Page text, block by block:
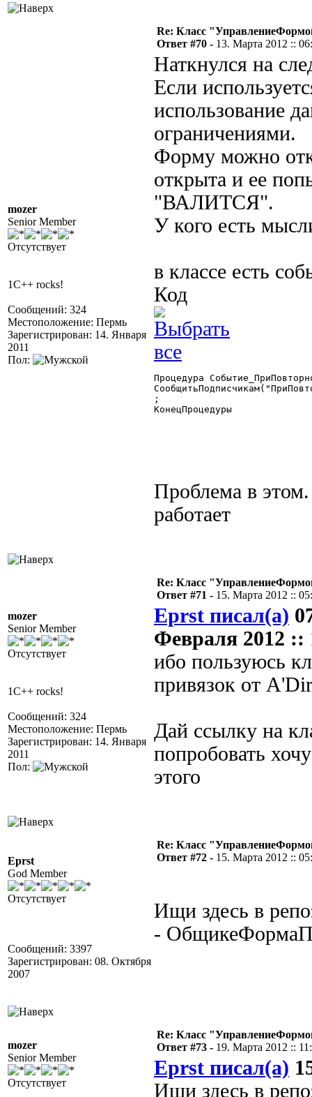
mozer
Senior Member
Отсутствует
1C++ rocks!
Сообщений: 324
Местоположение: Пермь
Зарегистрирован: 14. Января
2011
Пол:
Re: Класс
Ответ #70 - 13. Марта 2012 ::
Наткнулся на
Если
использование
ограничениями.
Форму можно
открыта и ее
"ВАЛИТСЯ".
У кого есть
в классе есть
Код
Процедура
;
КонецПроцедуры
Проблема в этом.
работает
mozer
Senior Member
Отсутствует
1C++ rocks!
Сообщений: 324
Местоположение: Пермь
Зарегистрирован: 14. Января
2011
Пол:
Re: Класс
Ответ #71 - 15. Марта 2012 ::
Eprst писал(а)
Февраля 2012 ::
ибо пользуюсь
привязок от
Дай ссылку на
попробовать
этого
Eprst
God Member
Отсутствует
Сообщений: 3397
Зарегистрирован: 08. Октября
2007
Re: Класс
Ответ #72 - 15. Марта 2012 ::
Ищи здесь в
-
mozer
Senior Member
Отсутствует
Re: Класс
Ответ #73 - 19. Марта 2012 ::
Eprst писал(а)
Ищи здесь в